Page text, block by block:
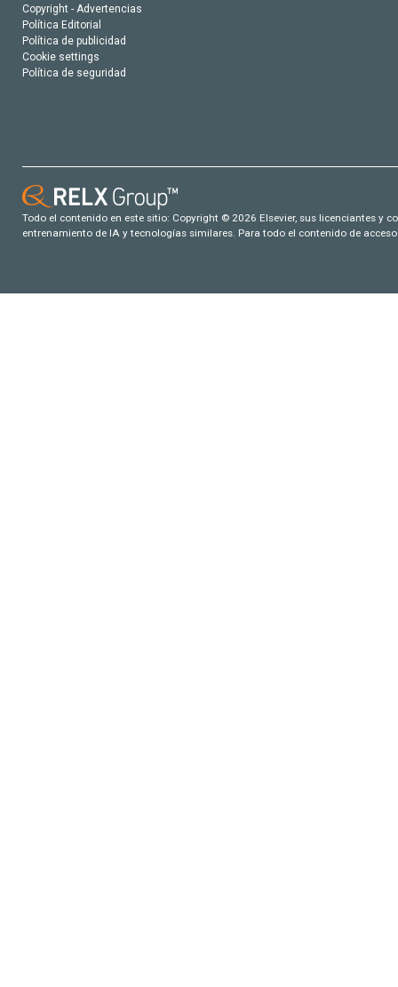
Copyright - Advertencias
Política Editorial
Política de publicidad
Cookie settings
Política de seguridad
Todo el contenido en este sitio: Copyright © 2026 Elsevier, sus licenciantes y
entrenamiento de IA y tecnologías similares. Para todo el contenido de